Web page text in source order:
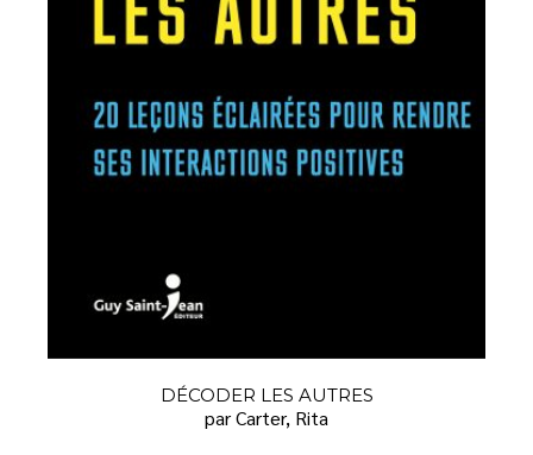
DÉCODER LES AUTRES
par Carter, Rita